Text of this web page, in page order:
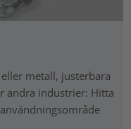
metall, justerbara
andra industrier: Hitta